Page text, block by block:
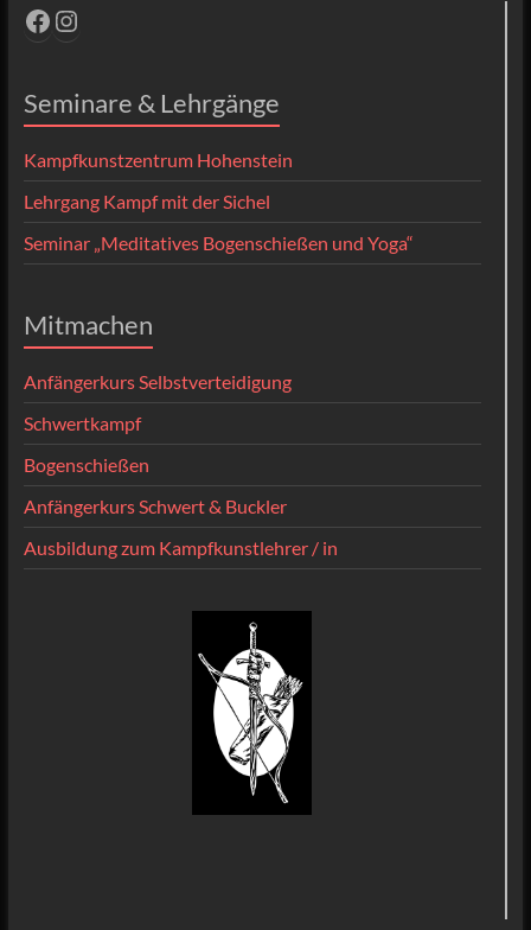
Facebook
Instagram
Seminare & Lehrgänge
Kampfkunstzentrum Hohenstein
Lehrgang Kampf mit der Sichel
Seminar „Meditatives Bogenschießen und Yoga“
Mitmachen
Anfängerkurs Selbstverteidigung
Schwertkampf
Bogenschießen
Anfängerkurs Schwert & Buckler
Ausbildung zum Kampfkunstlehrer / in